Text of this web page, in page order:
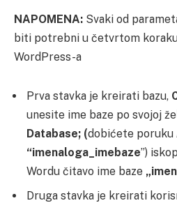
NAPOMENA: Svaki od
biti potrebni u četvrtom
WordPress-a
Prva stavka je kreirati bazu,
unesite ime baze po svojoj
Database; (dobićete poruku
“imenaloga_imebaze”)
Wordu čitavo ime baze
Druga stavka je kreirati